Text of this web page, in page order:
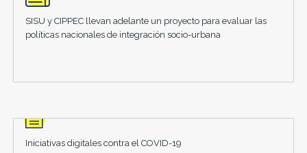
SISU y CIPPEC llevan adelante un proyecto para evaluar las
políticas nacionales de integración socio-urbana
Iniciativas digitales contra el COVID-19